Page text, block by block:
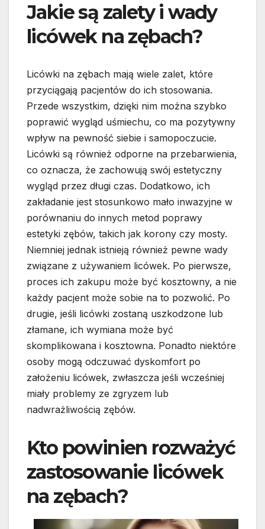
Jakie są zalety i wady
licówek na zębach?
Licówki na zębach mają wiele zalet, które
przyciągają pacjentów do ich stosowania.
Przede wszystkim, dzięki nim można szybko
poprawić wygląd uśmiechu, co ma pozytywny
wpływ na pewność siebie i samopoczucie.
Licówki są również odporne na przebarwienia,
co oznacza, że zachowują swój estetyczny
wygląd przez długi czas. Dodatkowo, ich
zakładanie jest stosunkowo mało inwazyjne w
porównaniu do innych metod poprawy
estetyki zębów, takich jak korony czy mosty.
Niemniej jednak istnieją również pewne wady
związane z używaniem licówek. Po pierwsze,
proces ich zakupu może być kosztowny, a nie
każdy pacjent może sobie na to pozwolić. Po
drugie, jeśli licówki zostaną uszkodzone lub
złamane, ich wymiana może być
skomplikowana i kosztowna. Ponadto niektóre
osoby mogą odczuwać dyskomfort po
założeniu licówek, zwłaszcza jeśli wcześniej
miały problemy ze zgryzem lub
nadwrażliwością zębów.
Kto powinien rozważyć
zastosowanie licówek
na zębach?